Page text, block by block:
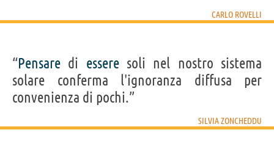
CARLO ROVELLI
“Pensare di esseresoli nel nostro sistema
solare conferma l'ignoranza diffusa per
convenienza di pochi.”
SILVIA ZONCHEDDU